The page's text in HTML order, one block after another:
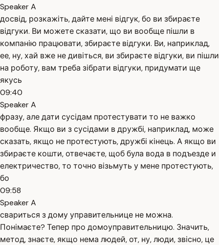
Speaker A
досвід, розкажіть, дайте мені відгук, бо ви збираєте
відгуки. Ви можете сказати, що ви вообще пішли в
компанію працювати, збираєте відгуки. Ви, наприклад,
ее, ну, хай вже не дивіться, ви збираєте відгуки, ви пішли
на роботу, вам треба зібрати відгуки, придумати ще
якусь
09:40
Speaker A
фразу, але дати сусідам протестувати то не важко
вообще. Якщо ви з сусідами в дружбі, наприклад, може
сказать, якщо не протестують, дружбі кінець. А якщо ви
збираєте кошти, отвечаєте, щоб була вода в подъезде и
електричество, то точно візьмуть у мене протестують,
бо
09:58
Speaker A
свариться з дому управительнице не можна.
Понімаєте? Тепер про домоуправительницю. Значить,
метод, знаєте, якщо нема людей, от, ну, люди, звісно, це